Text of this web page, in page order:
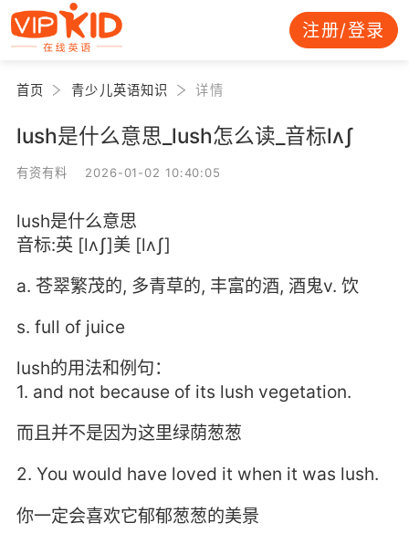
注册/登录
首页 青少儿英语知识 详情
lush是什么意思_lush怎么读_音标lʌʃ
有资有料 2026-01-02 10:40:05
lush是什么意思
音标:英 [lʌʃ]美 [lʌʃ]
a. 苍翠繁茂的, 多青草的, 丰富的酒, 酒鬼v. 饮
s. full of juice
lush的用法和例句：
1. and not because of its lush vegetation.
而且并不是因为这里绿荫葱葱
2. You would have loved it when it was lush.
你一定会喜欢它郁郁葱葱的美景